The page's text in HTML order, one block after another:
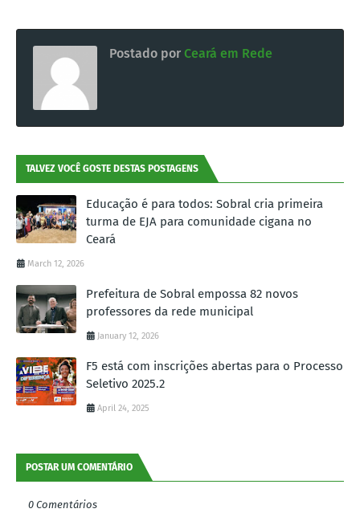
Postado por Ceará em Rede
TALVEZ VOCÊ GOSTE DESTAS POSTAGENS
Educação é para todos: Sobral cria primeira
turma de EJA para comunidade cigana no
Ceará
March 12, 2026
Prefeitura de Sobral empossa 82 novos
professores da rede municipal
January 12, 2026
F5 está com inscrições abertas para o Processo
Seletivo 2025.2
April 24, 2025
POSTAR UM COMENTÁRIO
0 Comentários